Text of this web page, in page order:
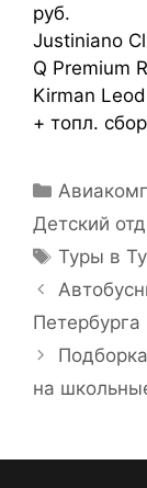
руб.
Justiniano
Q Premium
Kirman
+ топл.
Детский
Туры в
на